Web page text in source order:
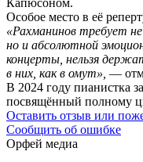
Особое место в её
«Рахманинов требует
но и абсолютной
концерты, нельзя
в них, как в омут», —
В 2024 году пианистка
посвящённый полному
Оставить отзыв или
Сообщить об ошибке
Орфей медиа